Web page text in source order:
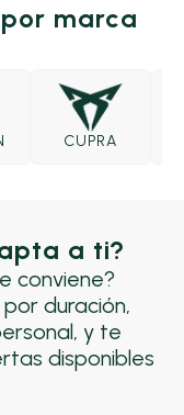
marca
CUPRA
a ti?
conviene?
duración,
y te
disponibles